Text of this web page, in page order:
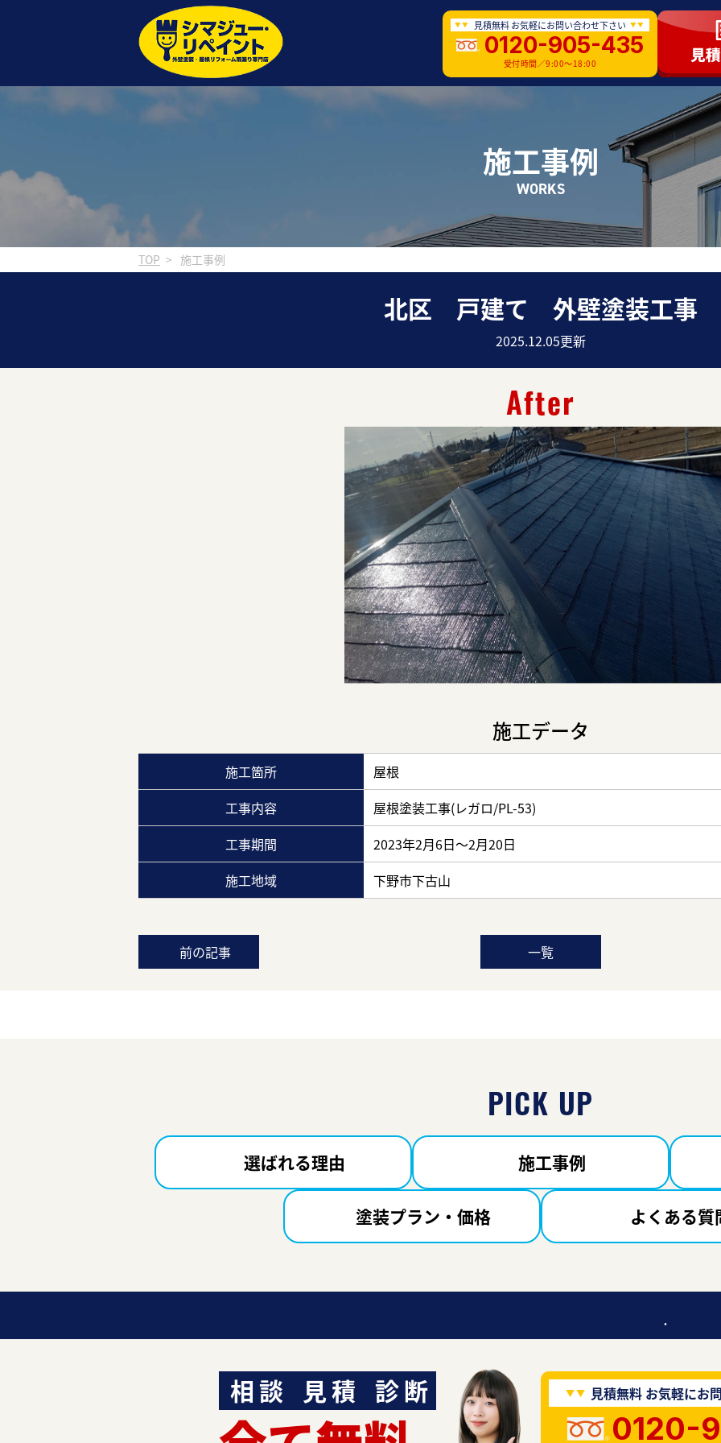
見積無料 お気軽にお問い合わせ下さい
0120-905-435
受付時間／9:00〜18:00
施工事例
WORKS
TOP 施工事例
北区 戸建て 外壁塗装工事
2025.12.05更新
After
施工データ
施工箇所
屋根
工事内容
屋根塗装工事(レガロ/PL-53)
工事期間
2023年2月6日～2月20日
施工地域
下野市下古山
前の記事 一覧
PICK UP
選ばれる理由 施工事例
塗装プラン・価格 よくある質
迷ったら聞いてみよう！
相談 見積 診断 見積無料 お気軽にお
0120-